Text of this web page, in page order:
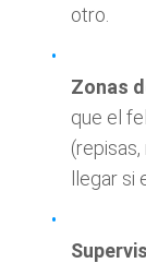
otro.
Zonas
que el
llegar